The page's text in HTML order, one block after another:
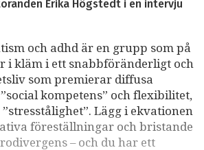
Erika Högstedt i en intervju
och adhd är en grupp som på
i kläm i ett snabbföränderligt och
som premierar diffusa
kompetens” och flexibilitet,
Lägg i ekvationen
föreställningar och bristande
– och du har ett